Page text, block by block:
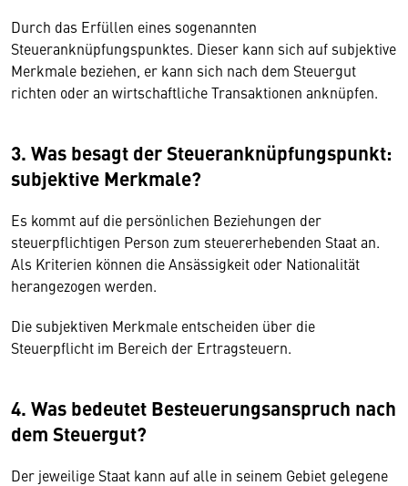
Durch das Erfüllen eines sogenannten
Steueranknüpfungspunktes. Dieser kann sich auf subjektive
Merkmale beziehen, er kann sich nach dem Steuergut
richten oder an wirtschaftliche Transaktionen anknüpfen.
3. Was besagt der Steueranknüpfungspunkt:
subjektive Merkmale?
Es kommt auf die persönlichen Beziehungen der
steuerpflichtigen Person zum steuererhebenden Staat an.
Als Kriterien können die Ansässigkeit oder Nationalität
herangezogen werden.
Die subjektiven Merkmale entscheiden über die
Steuerpflicht im Bereich der Ertragsteuern.
4. Was bedeutet Besteuerungsanspruch nach
dem Steuergut?
Der jeweilige Staat kann auf alle in seinem Gebiet gelegene